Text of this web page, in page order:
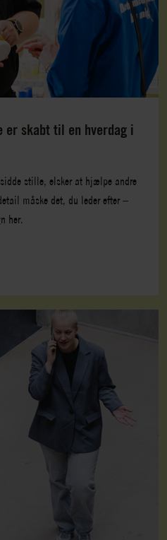
er skabt til en hverdag i
stille, elsker at hjælpe andre
måske det, du leder efter –
her.